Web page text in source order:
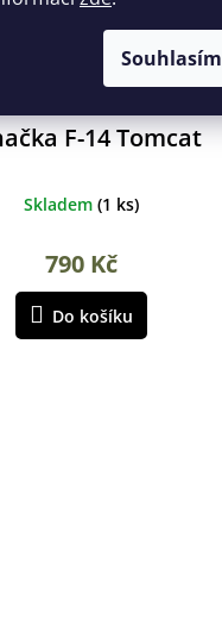
Souhlasím
F-14 Tomcat
Skladem (1 ks)
790 Kč
Do košíku